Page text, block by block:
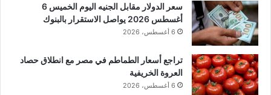
سعر الدولار مقابل الجنيه اليوم الخميس 6
أغسطس 2026 يواصل الاستقرار بالبنوك
6 أغسطس، 2026
تراجع أسعار الطماطم في مصر مع انطلاق حصاد
العروة الخريفية
6 أغسطس، 2026